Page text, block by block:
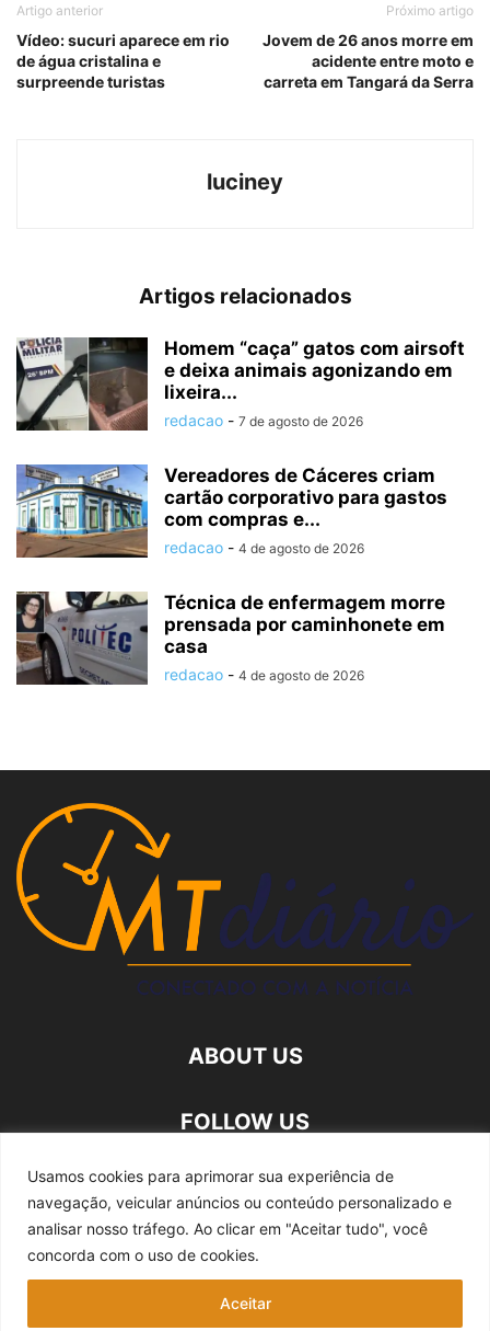
Usamos cookies para aprimorar sua experiência de
navegação, veicular anúncios ou conteúdo personalizado e
analisar nosso tráfego. Ao clicar em "Aceitar tudo", você
concorda com o uso de cookies.
Aceitar
Artigo anterior
Vídeo: sucuri aparece em rio
de água cristalina e
surpreende turistas
Próximo artigo
Jovem de 26 anos morre em
acidente entre moto e
carreta em Tangará da Serra
luciney
Artigos relacionados
Homem “caça” gatos com airsoft
e deixa animais agonizando em
lixeira...
redacao - 7 de agosto de 2026
Vereadores de Cáceres criam
cartão corporativo para gastos
com compras e...
redacao - 4 de agosto de 2026
Técnica de enfermagem morre
prensada por caminhonete em
casa
redacao - 4 de agosto de 2026
ABOUT US
FOLLOW US
Quem somos Expediente Fale Conosco